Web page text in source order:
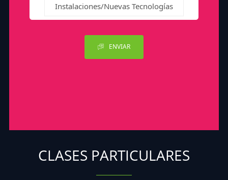
Instalaciones/Nuevas Tecnologías
ENVIAR
CLASES PARTICULARES